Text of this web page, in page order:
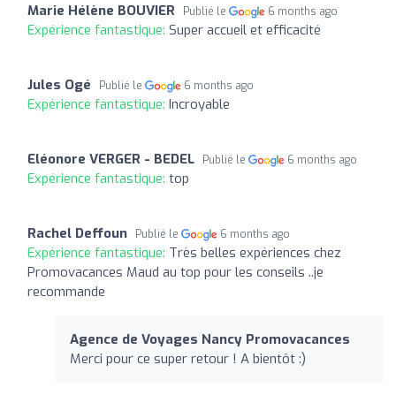
Marie Hélène BOUVIER Publié le 6 months ago
Expérience fantastique: Super accueil et efficacité
Jules Ogé Publié le 6 months ago
Expérience fantastique: Incroyable
Eléonore VERGER - BEDEL Publié le 6 months ago
Expérience fantastique: top
Rachel Deffoun Publié le 6 months ago
Expérience fantastique: Très belles expériences chez
Promovacances Maud au top pour les conseils ..je
recommande
Agence de Voyages Nancy Promovacances
Merci pour ce super retour ! A bientôt :)